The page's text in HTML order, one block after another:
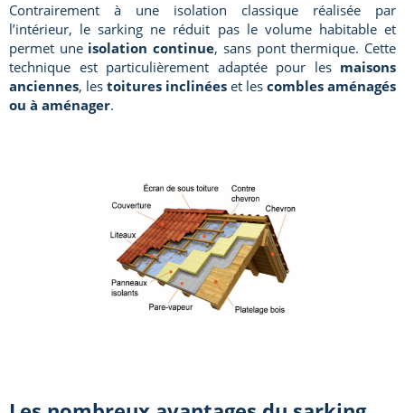
Contrairement à une isolation classique réalisée par
l’intérieur, le sarking ne réduit pas le volume habitable et
permet une isolation continue, sans pont thermique. Cette
technique est particulièrement adaptée pour les maisons
anciennes, les toitures inclinées et les combles aménagés
ou à aménager.